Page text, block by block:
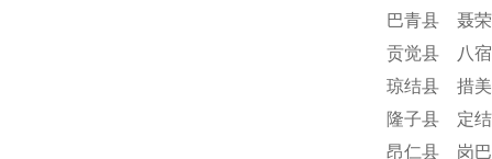
巴青县 聂
贡觉县 八
琼结县 措
隆子县 定
昂仁县 岗